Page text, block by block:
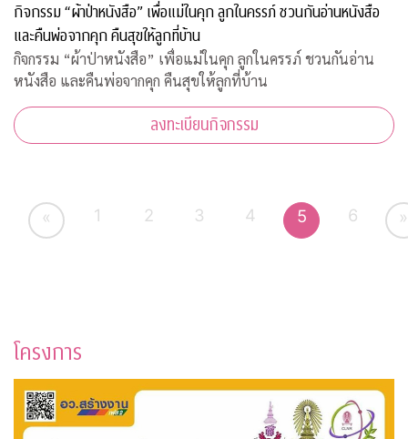
กิจกรรม “ผ้าป่าหนังสือ” เพื่อแม่ในคุก ลูกในครรภ์ ชวนกันอ่านหนังสือ
และคืนพ่อจากคุก คืนสุขให้ลูกที่บ้าน
กิจกรรม “ผ้าป่าหนังสือ” เพื่อแม่ในคุก ลูกในครรภ์ ชวนกันอ่าน
หนังสือ และคืนพ่อจากคุก คืนสุขให้ลูกที่บ้าน
ลงทะเบียนกิจกรรม
« 1 2 3 4 5 6 »
โครงการ